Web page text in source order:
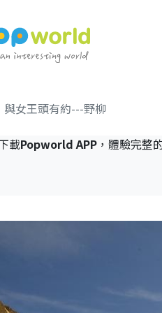
與女王頭有約---野柳
載Popworld APP，體驗完整